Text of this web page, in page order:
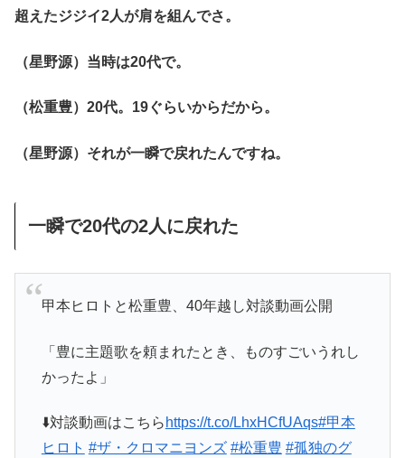
超えたジジイ2人が肩を組んでさ。
（星野源）当時は20代で。
（松重豊）20代。19ぐらいからだから。
（星野源）それが一瞬で戻れたんですね。
一瞬で20代の2人に戻れた
甲本ヒロトと松重豊、40年越し対談動画公開
「豊に主題歌を頼まれたとき、ものすごいうれし
かったよ」
⬇️対談動画はこちら https://t.co/LhxHCfUAqs#甲本
ヒロト #ザ・クロマニヨンズ #松重豊 #孤独のグ